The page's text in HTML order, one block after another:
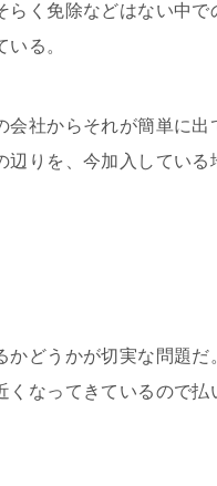
く免除などはない中
る。
社からそれが簡単に出
りを、今加入してい
どうかが切実な問題だ
なってきているので